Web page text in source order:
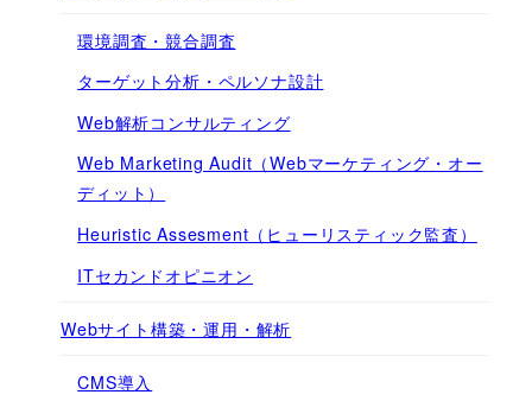
環境調査・競合調査
ターゲット分析・ペルソナ設計
Web解析コンサルティング
Web Marketing Audit（Webマーケティング・オー
ディット）
Heuristic Assesment（ヒューリスティック監査）
ITセカンドオピニオン
Webサイト構築・運用・解析
CMS導入